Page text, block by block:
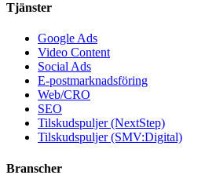
Tjänster
Google Ads
Video Content
Social Ads
E-postmarknadsföring
Web/CRO
SEO
Tilskudspuljer (NextStep)
Tilskudspuljer (SMV:Digital)
Branscher